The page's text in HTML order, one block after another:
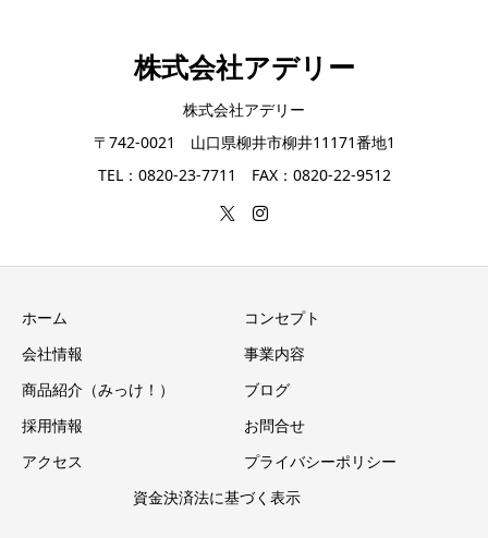
株式会社アデリー
株式会社アデリー
〒742-0021 山口県柳井市柳井11171番地1
TEL：0820-23-7711 FAX：0820-22-9512
ホーム
コンセプト
会社情報
事業内容
商品紹介（みっけ！）
ブログ
採用情報
お問合せ
アクセス
プライバシーポリシー
資金決済法に基づく表示